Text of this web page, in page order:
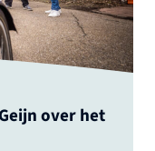
over het